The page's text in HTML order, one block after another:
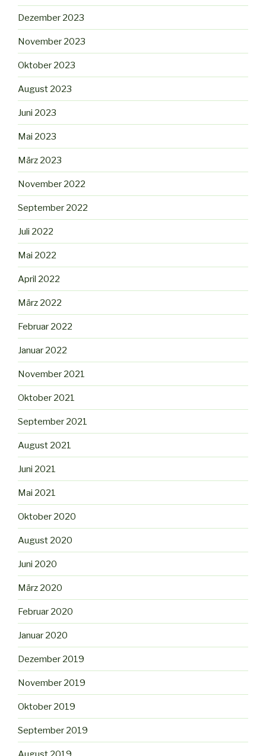
Dezember 2023
November 2023
Oktober 2023
August 2023
Juni 2023
Mai 2023
März 2023
November 2022
September 2022
Juli 2022
Mai 2022
April 2022
März 2022
Februar 2022
Januar 2022
November 2021
Oktober 2021
September 2021
August 2021
Juni 2021
Mai 2021
Oktober 2020
August 2020
Juni 2020
März 2020
Februar 2020
Januar 2020
Dezember 2019
November 2019
Oktober 2019
September 2019